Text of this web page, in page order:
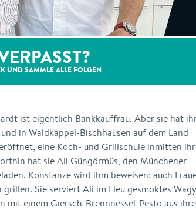
UND SAMMLE ALLE FOLGEN
ist eigentlich Bankkauffrau. Aber sie hat
in Waldkappel-Bischhausen auf dem Land
eine Koch- und Grillschule inmitten
hat sie Ali Güngörmüs, den Münchener
Konstanze wird ihm beweisen: auch
Sie serviert Ali im Heu gesmoktes
mit einem Giersch-Brennnessel-Pesto aus